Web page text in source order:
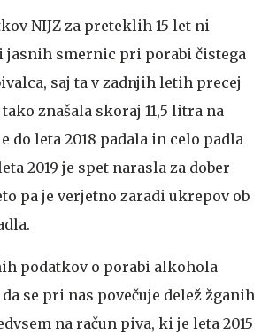
NIJZ za preteklih 15 let ni
jasnih smernic pri porabi čistega
saj ta v zadnjih letih precej
tako znašala skoraj 11,5 litra na
do leta 2018 padala in celo padla
2019 je spet narasla za dober
pa je verjetno zaradi ukrepov ob
podatkov o porabi alkohola
se pri nas povečuje delež žganih
na račun piva, ki je leta 2015